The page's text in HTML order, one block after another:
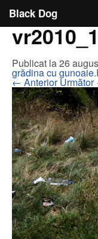
Black Dog
Ideea
Cu limba scoasă
Black Dog
Publicat la26
grădina cu gunoaie.
← AnteriorUrmător